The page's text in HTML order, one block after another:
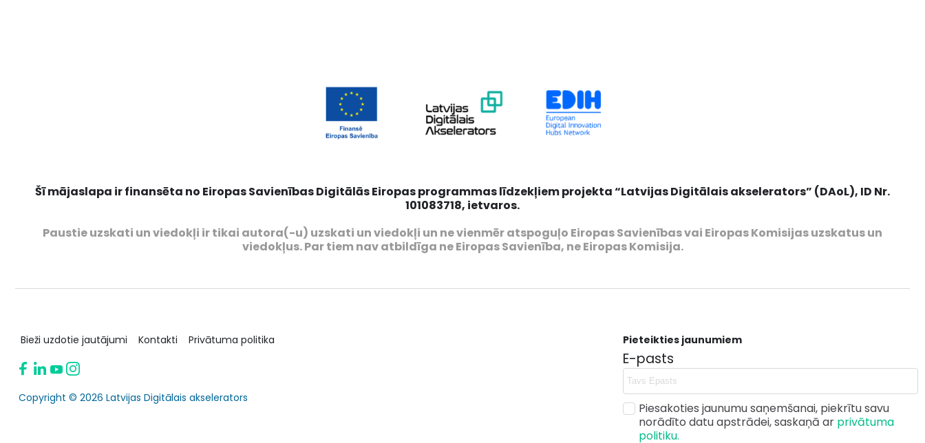
Šī mājaslapa ir finansēta no Eiropas Savienības Digitālās Eiropas programmas līdzekļiem projekta “Latvijas Digitālais akselerators” (DAoL), ID Nr.
101083718, ietvaros.
Paustie uzskati un viedokļi ir tikai autora(-u) uzskati un viedokļi un ne vienmēr atspoguļo Eiropas Savienības vai Eiropas Komisijas uzskatus un
viedokļus. Par tiem nav atbildīga ne Eiropas Savienība, ne Eiropas Komisija.
Bieži uzdotie jautājumi Kontakti Privātuma politika
Copyright © 2026 Latvijas Digitālais akselerators
Pieteikties jaunumiem
E-pasts
Piesakoties jaunumu saņemšanai, piekrītu savu
norādīto datu apstrādei, saskaņā ar privātuma
politiku.